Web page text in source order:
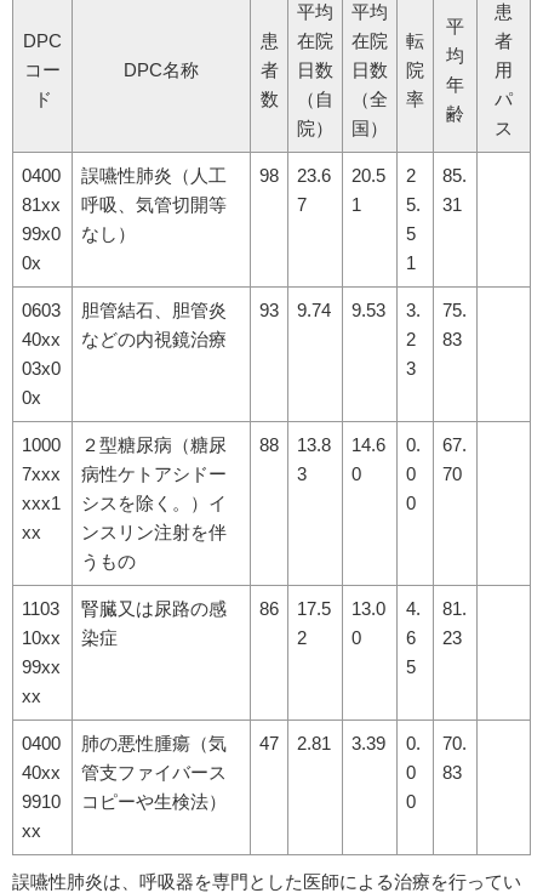
DPC
コー
ド
DPC名称
患
者
数
平均
在院
日数
（自
院）
平均
在院
日数
（全
国）
転
院
率
平
均
年
齢
患
者
用
パ
ス
0400
81xx
99x0
0x
誤嚥性肺炎（人工
呼吸、気管切開等
なし）
98
23.6
7
20.5
1
2
5.
5
1
85.
31
0603
40xx
03x0
0x
胆管結石、胆管炎
などの内視鏡治療
93 9.74 9.53
3.
2
3
75.
83
1000
7xxx
xxx1
xx
２型糖尿病（糖尿
病性ケトアシドー
シスを除く。）イ
ンスリン注射を伴
うもの
88
13.8
3
14.6
0
0.
0
0
67.
70
1103
10xx
99xx
xx
腎臓又は尿路の感
染症
86
17.5
2
13.0
0
4.
6
5
81.
23
0400
40xx
9910
xx
肺の悪性腫瘍（気
管支ファイバース
コピーや生検法）
47 2.81 3.39
0.
0
0
70.
83
誤嚥性肺炎は、呼吸器を専門とした医師による治療を行ってい